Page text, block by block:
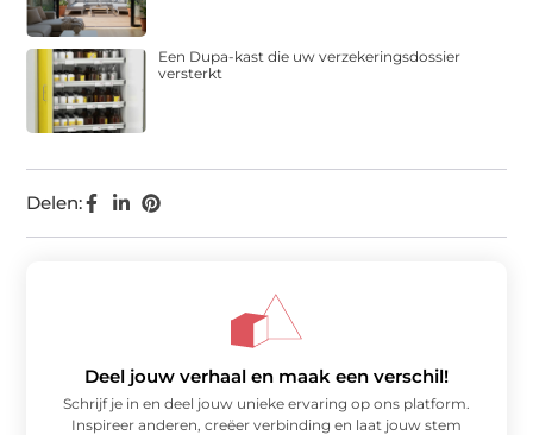
Delen:
Een Dupa-kast die uw verzekeringsdossier
versterkt
Deel jouw verhaal en maak een verschil!
Schrijf je in en deel jouw unieke ervaring op ons platform.
Inspireer anderen, creëer verbinding en laat jouw stem